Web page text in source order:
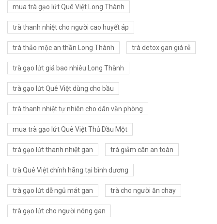
mua trà gạo lứt Quê Việt Long Thành
trà thanh nhiệt cho người cao huyết áp
trà thảo mộc an thần Long Thành trà detox gan giá rẻ
trà gạo lứt giá bao nhiêu Long Thành
trà gạo lứt Quê Việt dùng cho bầu
trà thanh nhiệt tự nhiên cho dân văn phòng
mua trà gạo lứt Quê Việt Thủ Dầu Một
trà gạo lứt thanh nhiệt gan trà giảm cân an toàn
trà Quê Việt chính hãng tại bình dương
trà gạo lứt dễ ngủ mát gan trà cho người ăn chay
trà gạo lứt cho người nóng gan